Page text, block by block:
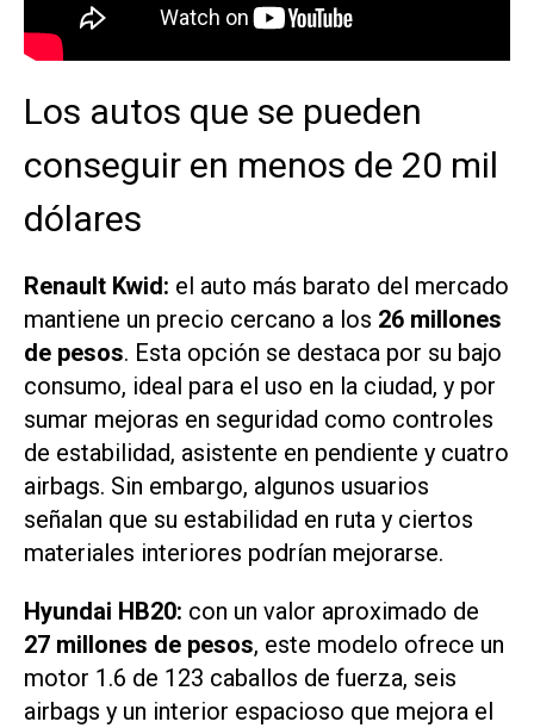
Los autos que se pueden
conseguir en menos de 20 mil
dólares
Renault Kwid: el auto más barato del mercado
mantiene un precio cercano a los 26 millones
de pesos. Esta opción se destaca por su bajo
consumo, ideal para el uso en la ciudad, y por
sumar mejoras en seguridad como controles
de estabilidad, asistente en pendiente y cuatro
airbags. Sin embargo, algunos usuarios
señalan que su estabilidad en ruta y ciertos
materiales interiores podrían mejorarse.
Hyundai HB20: con un valor aproximado de
27 millones de pesos, este modelo ofrece un
motor 1.6 de 123 caballos de fuerza, seis
airbags y un interior espacioso que mejora el